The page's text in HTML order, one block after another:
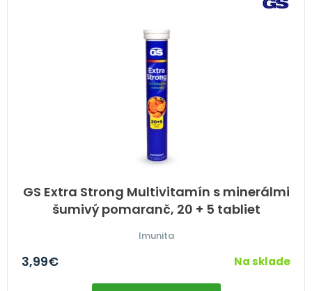
GS Extra Strong Multivitamín s minerálmi
šumivý pomaranč, 20 + 5 tabliet
Imunita
3,99€ Na sklade